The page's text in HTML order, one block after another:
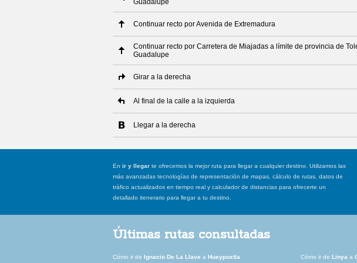
Guadalupe
Continuar recto por Avenida de Extremadura
Continuar recto por Carretera de Miajadas a límite de provincia de
Guadalupe
Girar a la derecha
Al final de la calle a la izquierda
Llegar a la derecha
En ir y llegar te ofrecemos la mejor ruta para llegar a cualquier destino. Utilizamos las
más avanzadas tecnologías de representación de mapas, cálculo de rutas, datos de
tráfico actualizados en tiempo real y calculador de distancias para ofrecerte un
detallado itenerario para llegar a tu destino.
Últimas rutas consultadas
Cómo ir de Ignacio De La Llave a Hueypoxtla Cómo ir de Linya a